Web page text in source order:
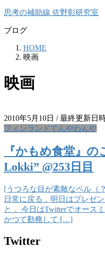
コ
テ
キ
ナ
ゲ
に
思考の補助線 佐野彰研究室
ブログ
HOME
映画
映画
2010年5月10日 / 最終更新日
フィンランドてんやわんや
『かもめ食堂』の
Lokki” @253日目
[うつろな目が素敵なベル（
日常に戻る．明日はプレゼ
と． 今日はTwitterでオース
かつて勤務して […]
Twitter